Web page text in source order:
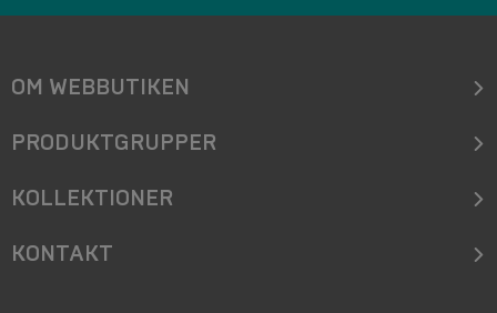
OM WEBBUTIKEN
PRODUKTGRUPPER
KOLLEKTIONER
KONTAKT